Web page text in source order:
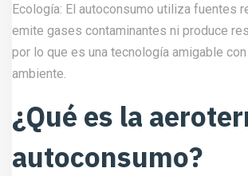
Ecología: El autoconsumo utiliza fuentes
emite gases contaminantes ni produce
por lo que es una tecnología amigable
ambiente.
¿Qué es la
autoconsumo?